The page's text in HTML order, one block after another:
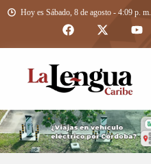
Hoy es Sábado, 8 de agosto - 4:09 p. m.